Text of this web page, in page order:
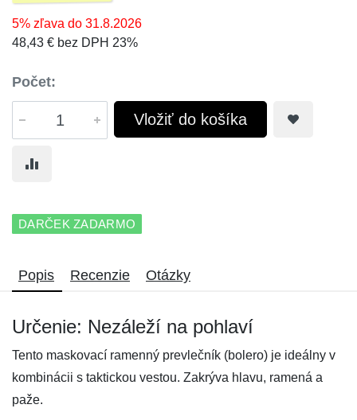
5% zľava do 31.8.2026
48,43 € bez DPH 23%
Počet:
Vložiť do košíka
DARČEK ZADARMO
Popis Recenzie Otázky
Určenie: Nezáleží na pohlaví
Tento maskovací ramenný prevlečník (bolero) je ideálny v
kombinácii s taktickou vestou. Zakrýva hlavu, ramená a
paže.